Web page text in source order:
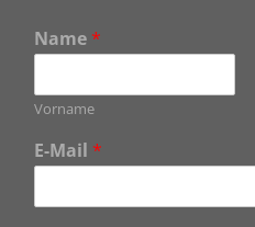
Name *
Vorname
E-Mail *